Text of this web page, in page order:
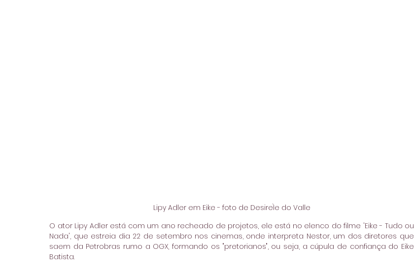
Lipy Adler em Eike - foto de DesireÌe do Valle
O ator Lipy Adler está com um ano recheado de projetos, ele está no elenco do filme 'Eike - Tudo ou
Nada', que estreia dia 22 de setembro nos cinemas, onde interpreta Nestor, um dos diretores que
saem da Petrobras rumo a OGX, formando os "pretorianos", ou seja, a cúpula de confiança do Eike
Batista.